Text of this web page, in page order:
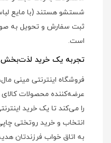
ثبت سفارش و تحویل به
است.
تجربه یک خرید لذت‌بخش
فروشگاه اینترنتی مینی
عرضه‌کننده محصولات
را می‌کند تا یک خرید
انتخاب و خرید روتختی
به اتاق خواب فرزندتان